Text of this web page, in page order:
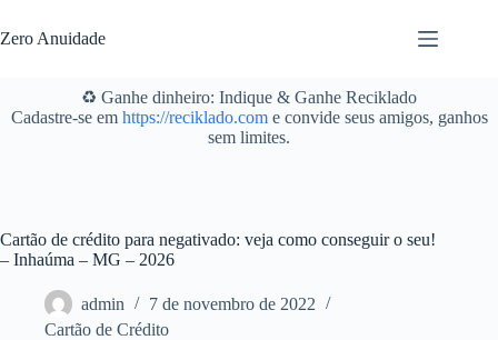
para
o
Zero Anuidade
♻️ Ganhe dinheiro: Indique & Ganhe Reciklado
Cadastre-se em https://reciklado.come convide seus amigos, ganhos
sem limites.
Cartão de crédito para negativado: veja como conseguir o seu!
– Inhaúma – MG – 2026
admin
7 de novembro de 2022
Cartão de Crédito